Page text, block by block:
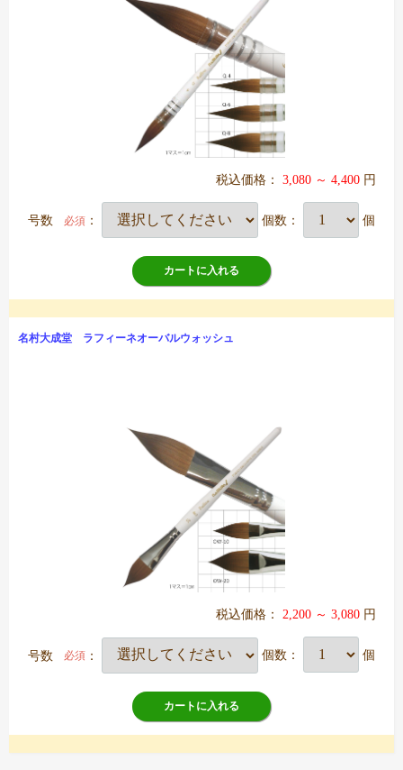
税込価格： 3,080 ～ 4,400 円
号数 必須 ： 個数： 個
カートに入れる
名村大成堂 ラフィーネオーバルウォッシュ
税込価格： 2,200 ～ 3,080 円
号数 必須 ： 個数： 個
カートに入れる